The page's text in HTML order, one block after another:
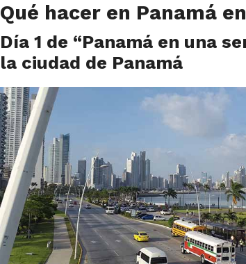
Qué hacer en Panamá
Día 1 de “Panamá en una
la ciudad de Panamá